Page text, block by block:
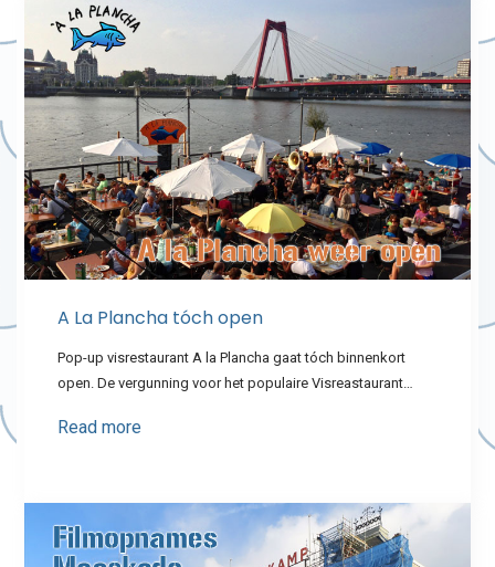
A La Plancha tóch open
Pop-up visrestaurant A la Plancha gaat tóch binnenkort
open. De vergunning voor het populaire Visreastaurant…
Read more